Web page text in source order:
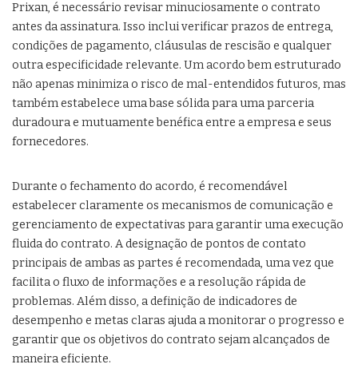
Prixan, é necessário revisar minuciosamente o contrato
antes da assinatura. Isso inclui verificar prazos de entrega,
condições de pagamento, cláusulas de rescisão e qualquer
outra especificidade relevante. Um acordo bem estruturado
não apenas minimiza o risco de mal-entendidos futuros, mas
também estabelece uma base sólida para uma parceria
duradoura e mutuamente benéfica entre a empresa e seus
fornecedores.
Durante o fechamento do acordo, é recomendável
estabelecer claramente os mecanismos de comunicação e
gerenciamento de expectativas para garantir uma execução
fluida do contrato. A designação de pontos de contato
principais de ambas as partes é recomendada, uma vez que
facilita o fluxo de informações e a resolução rápida de
problemas. Além disso, a definição de indicadores de
desempenho e metas claras ajuda a monitorar o progresso e
garantir que os objetivos do contrato sejam alcançados de
maneira eficiente.